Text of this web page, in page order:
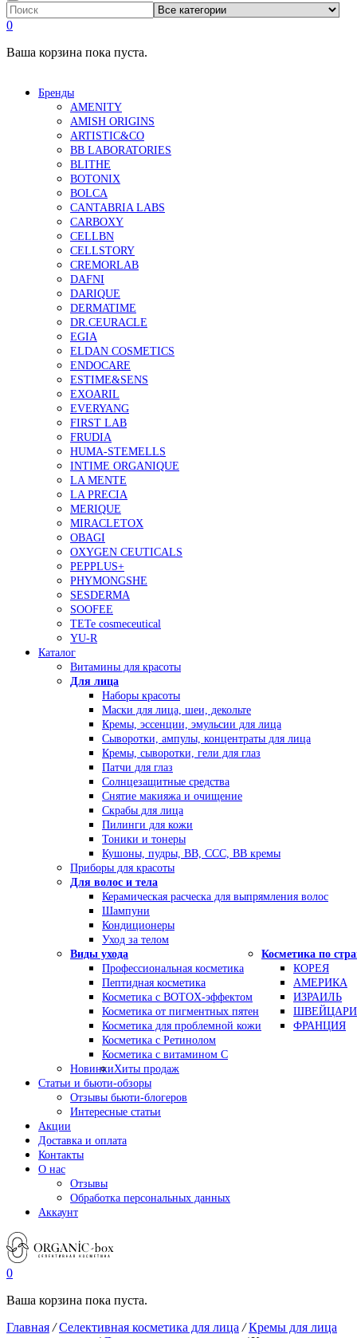
0
Ваша корзина пока пуста.
Бренды
AMENITY
AMISH ORIGINS
ARTISTIC&CO
BB LABORATORIES
BLITHE
BOTONIX
BOLCA
CANTABRIA LABS
CARBOXY
CELLBN
CELLSTORY
CREMORLAB
DAFNI
DARIQUE
DERMATIME
DR.CEURACLE
EGIA
ELDAN COSMETICS
ENDOCARE
ESTIME&SENS
EXOARIL
EVERYANG
FIRST LAB
FRUDIA
HUMA-STEMELLS
INTIME ORGANIQUE
LA MENTE
LA PRECIA
MERIQUE
MIRACLETOX
OBAGI
OXYGEN CEUTICALS
PEPPLUS+
PHYMONGSHE
SESDERMA
SOOFEE
TETe cosmeceutical
YU-R
Каталог
Витамины для красоты
Для лица
Наборы красоты
Маски для лица, шеи, декольте
Кремы, эссенции, эмульсии для лица
Сыворотки, ампулы, концентраты для лица
Кремы, сыворотки, гели для глаз
Патчи для глаз
Солнцезащитные средства
Снятие макияжа и очищение
Скрабы для лица
Пилинги для кожи
Тоники и тонеры
Кушоны, пудры, ВВ, ССС, ВВ кремы
Приборы для красоты
Для волос и тела
Керамическая расческа для выпрямления волос
Шампуни
Кондиционеры
Уход за телом
Виды ухода
Профессиональная косметика
Пептидная косметика
Косметика с BOTOX-эффектом
Косметика от пигментных пятен
Косметика для проблемной кожи
Косметика с Ретинолом
Косметика с витамином С
Косметика по
КОРЕЯ
АМЕРИКА
ИЗРАИЛЬ
ФРАНЦИЯ
НовинкиХиты продаж
Статьи и бьюти-обзоры
Отзывы бьюти-блогеров
Интересные статьи
Акции
Доставка и оплата
Контакты
О нас
Отзывы
Обработка персональных данных
Аккаунт
0
Ваша корзина пока пуста.
Главная /Селективная косметика для лица /Кремы для лица